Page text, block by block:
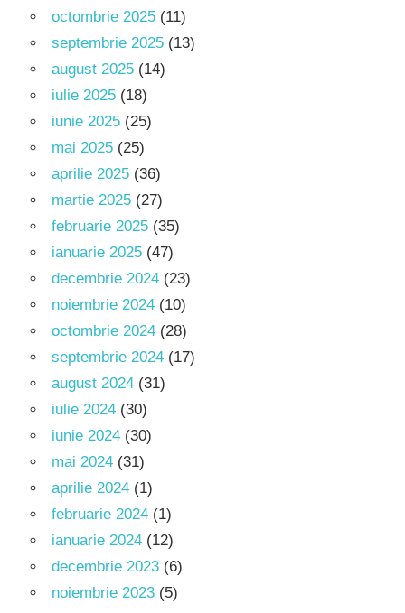
octombrie 2025 (11)
septembrie 2025 (13)
august 2025 (14)
iulie 2025 (18)
iunie 2025 (25)
mai 2025 (25)
aprilie 2025 (36)
martie 2025 (27)
februarie 2025 (35)
ianuarie 2025 (47)
decembrie 2024 (23)
noiembrie 2024 (10)
octombrie 2024 (28)
septembrie 2024 (17)
august 2024 (31)
iulie 2024 (30)
iunie 2024 (30)
mai 2024 (31)
aprilie 2024 (1)
februarie 2024 (1)
ianuarie 2024 (12)
decembrie 2023 (6)
noiembrie 2023 (5)